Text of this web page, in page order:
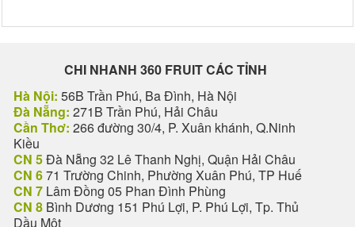
CHI NHANH 360 FRUIT CÁC TỈNH
Hà Nội: 56B Trần Phú, Ba Đình, Hà Nội
Đà Nẵng: 271B Trần Phú, Hải Châu
Cần Thơ: 266 đường 30/4, P. Xuân khánh, Q.Ninh
Kiều
CN 5Đà Nẵng 32 Lê Thanh Nghị, Quận Hải Châu
CN 671 Trường Chinh, Phường Xuân Phú, TP Huế
CN 7 Lâm Đồng 05 Phan Đình Phùng
CN 8 Bình Dương 151 Phú Lợi, P. Phú Lợi, Tp. Thủ
Dầu Một